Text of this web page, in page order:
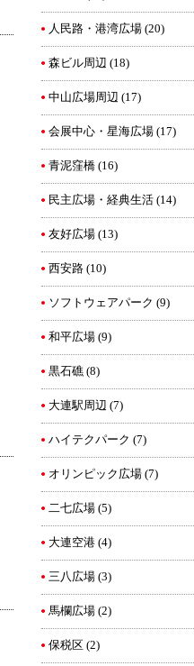
人民路・港湾広場 (20)
森ビル周辺 (18)
中山広場周辺 (17)
会展中心・星海広場 (17)
青泥窪橋 (16)
民主広場・経典生活 (14)
友好広場 (13)
西安路 (10)
ソフトウェアパーク (9)
和平広場 (9)
黒石礁 (8)
大連駅周辺 (7)
ハイテクパーク (7)
オリンピック広場 (7)
二七広場 (5)
大連空港 (4)
三八広場 (3)
馬欄広場 (2)
保税区 (2)